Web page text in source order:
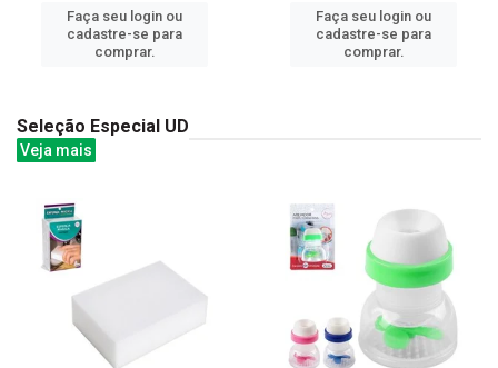
Faça seu login ou
cadastre-se para
comprar.
Faça seu login ou
cadastre-se para
comprar.
Seleção Especial UD
Veja mais